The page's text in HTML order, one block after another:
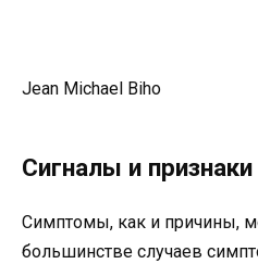
Jean Michael Biho
Сигналы и
Симптомы, как и причины,
большинстве случаев